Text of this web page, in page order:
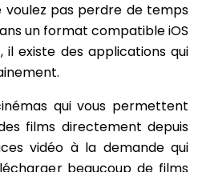
voulez pas perdre de temps
un format compatible iOS
il existe des applications qui
qui vous permettent
films directement depuis
vidéo à la demande qui